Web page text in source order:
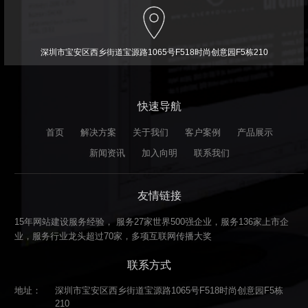
深圳市宝安区西乡街道宝源路1065号F518时尚创意园F5栋210
快速导航
首页 解决方案 关于我们 客户案例
产品展示
新闻资讯
加入向明 联系我们
友情链接
15年网站建设服务经验， 服务27家世界500强企业，服务136家上市企
业，服务行业龙头超过70家，多项互联网传播大奖
联系方式
地址：
深圳市宝安区西乡街道宝源路1065号F518时尚创意园F5栋
210